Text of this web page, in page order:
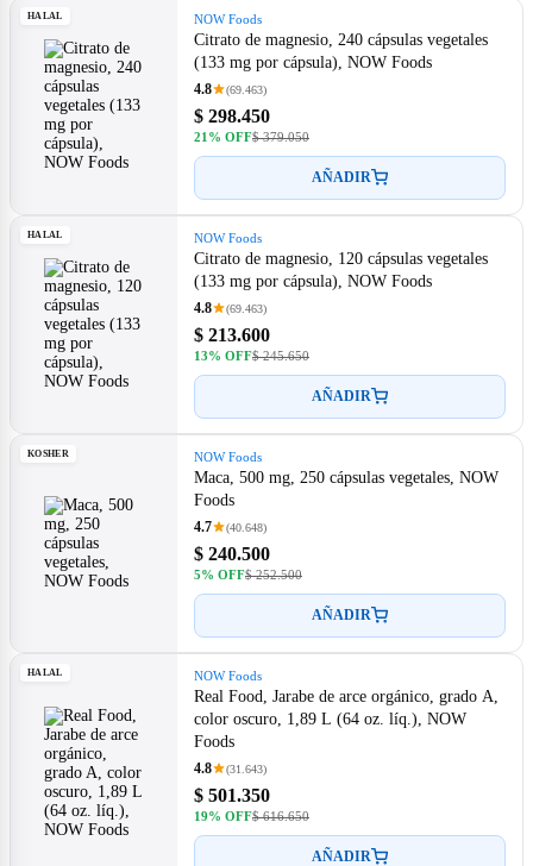
HALAL NOW Foods
Citrato de magnesio, 240 cápsulas vegetales
(133 mg por cápsula), NOW Foods
4.8 (69.463)
$ 298.450
21% OFF$ 379.050
AÑADIR
HALAL NOW Foods
Citrato de magnesio, 120 cápsulas vegetales
(133 mg por cápsula), NOW Foods
4.8 (69.463)
$ 213.600
13% OFF$ 245.650
AÑADIR
KOSHER NOW Foods
Maca, 500 mg, 250 cápsulas vegetales, NOW
Foods
4.7 (40.648)
$ 240.500
5% OFF$ 252.500
AÑADIR
HALAL NOW Foods
Real Food, Jarabe de arce orgánico, grado A,
color oscuro, 1,89 L (64 oz. líq.), NOW
Foods
4.8 (31.643)
$ 501.350
19% OFF$ 616.650
AÑADIR